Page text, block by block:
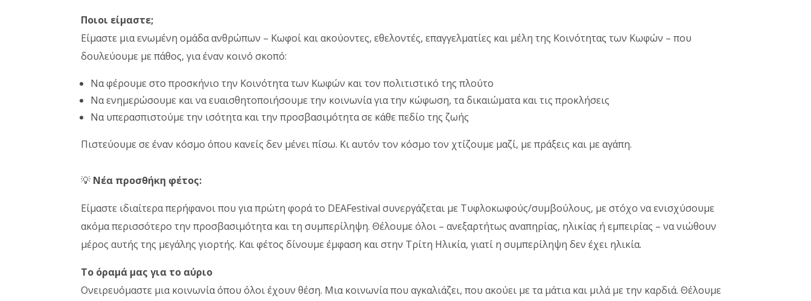
Ποιοι είμαστε;
Είμαστε μια ενωμένη ομάδα ανθρώπων – Κωφοί και ακούοντες, εθελοντές, επαγγελματίες και μέλη της Κοινότητας των Κωφών – που
δουλεύουμε με πάθος, για έναν κοινό σκοπό:
Να φέρουμε στο προσκήνιο την Κοινότητα των Κωφών και τον πολιτιστικό της πλούτο
Να ενημερώσουμε και να ευαισθητοποιήσουμε την κοινωνία για την κώφωση, τα δικαιώματα και τις προκλήσεις
Να υπερασπιστούμε την ισότητα και την προσβασιμότητα σε κάθε πεδίο της ζωής
Πιστεύουμε σε έναν κόσμο όπου κανείς δεν μένει πίσω. Κι αυτόν τον κόσμο τον χτίζουμε μαζί, με πράξεις και με αγάπη.
💡 Νέα προσθήκη φέτος:
Είμαστε ιδιαίτερα περήφανοι που για πρώτη φορά το DΕΑFestival συνεργάζεται με Τυφλοκωφούς/συμβούλους, με στόχο να ενισχύσουμε
ακόμα περισσότερο την προσβασιμότητα και τη συμπερίληψη. Θέλουμε όλοι – ανεξαρτήτως αναπηρίας, ηλικίας ή εμπειρίας – να νιώθουν
μέρος αυτής της μεγάλης γιορτής. Και φέτος δίνουμε έμφαση και στην Τρίτη Ηλικία, γιατί η συμπερίληψη δεν έχει ηλικία.
Το όραμά μας για το αύριο
Ονειρευόμαστε μια κοινωνία όπου όλοι έχουν θέση. Μια κοινωνία που αγκαλιάζει, που ακούει με τα μάτια και μιλά με την καρδιά. Θέλουμε